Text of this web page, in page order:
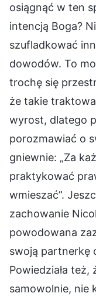
osiągnąć w ten
intencją Boga?
szufladkować
dowodów. To
trochę się
że takie
wyrost, dlatego
porozmawiać o
gniewnie: „Za
praktykować
wmieszać”.
zachowanie
powodowana
swoją partnerkę
Powiedziała też,
samowolnie, nie